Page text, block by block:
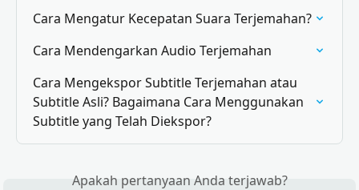
Cara Mengatur Kecepatan Suara Terjemahan?
Cara Mendengarkan Audio Terjemahan
Cara Mengekspor Subtitle Terjemahan atau
Subtitle Asli? Bagaimana Cara Menggunakan
Subtitle yang Telah Diekspor?
Apakah pertanyaan Anda terjawab?